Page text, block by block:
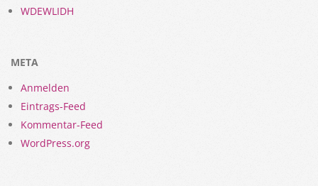
WDEWLIDH
META
Anmelden
Eintrags-Feed
Kommentar-Feed
WordPress.org